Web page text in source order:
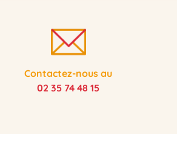
Contactez-nous au
02 35 74 48 15